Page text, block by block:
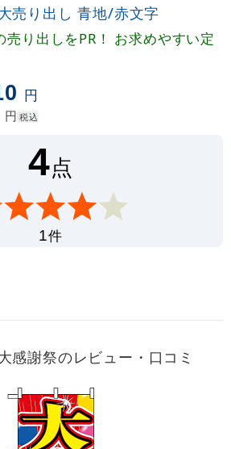
売り出し 青地/赤文字
り出しをPR！ お求めやすい定
円
円 税込
4点
1件
感謝祭のレビュー・口コミ